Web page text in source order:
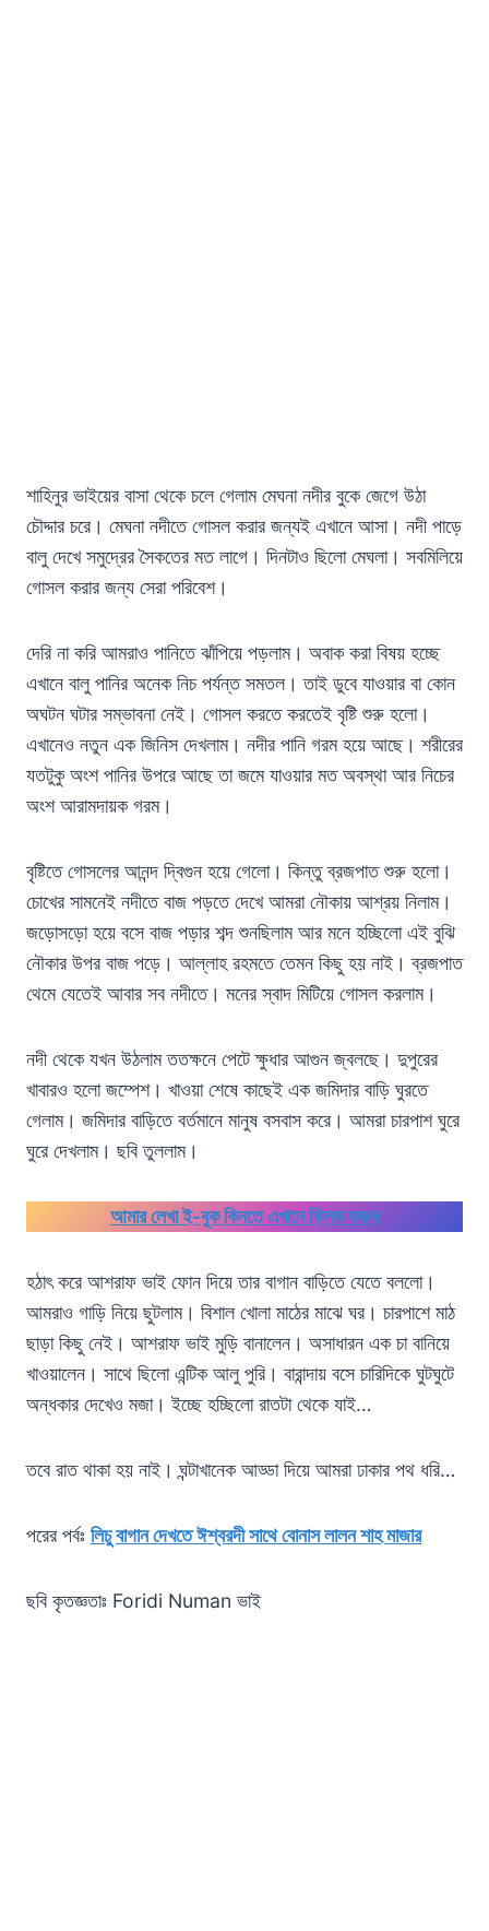
শাহিনুর ভাইয়ের বাসা থেকে চলে গেলাম মেঘনা নদীর বুকে জেগে উঠা
চৌদ্দার চরে। মেঘনা নদীতে গোসল করার জন্যই এখানে আসা। নদী পাড়ে
বালু দেখে সমুদ্রের সৈকতের মত লাগে। দিনটাও ছিলো মেঘলা। সবমিলিয়ে
গোসল করার জন্য সেরা পরিবেশ।
দেরি না করি আমরাও পানিতে ঝাঁপিয়ে পড়লাম। অবাক করা বিষয় হচ্ছে
এখানে বালু পানির অনেক নিচ পর্যন্ত সমতল। তাই ডুবে যাওয়ার বা কোন
অঘটন ঘটার সম্ভাবনা নেই। গোসল করতে করতেই বৃষ্টি শুরু হলো।
এখানেও নতুন এক জিনিস দেখলাম। নদীর পানি গরম হয়ে আছে। শরীরের
যতটুকু অংশ পানির উপরে আছে তা জমে যাওয়ার মত অবস্থা আর নিচের
অংশ আরামদায়ক গরম।
বৃষ্টিতে গোসলের আনন্দ দ্বিগুন হয়ে গেলো। কিন্তু ব্রজপাত শুরু হলো।
চোখের সামনেই নদীতে বাজ পড়তে দেখে আমরা নৌকায় আশ্রয় নিলাম।
জড়োসড়ো হয়ে বসে বাজ পড়ার শব্দ শুনছিলাম আর মনে হচ্ছিলো এই বুঝি
নৌকার উপর বাজ পড়ে। আল্লাহ রহমতে তেমন কিছু হয় নাই। ব্রজপাত
থেমে যেতেই আবার সব নদীতে। মনের স্বাদ মিটিয়ে গোসল করলাম।
নদী থেকে যখন উঠলাম ততক্ষনে পেটে ক্ষুধার আগুন জ্বলছে। দুপুরের
খাবারও হলো জম্পেশ। খাওয়া শেষে কাছেই এক জমিদার বাড়ি ঘুরতে
গেলাম। জমিদার বাড়িতে বর্তমানে মানুষ বসবাস করে। আমরা চারপাশ ঘুরে
ঘুরে দেখলাম। ছবি তুললাম।
আমার লেখা ই-বুক কিনতে এখানে ক্লিক করুন
হঠাৎ করে আশরাফ ভাই ফোন দিয়ে তার বাগান বাড়িতে যেতে বললো।
আমরাও গাড়ি নিয়ে ছুটলাম। বিশাল খোলা মাঠের মাঝে ঘর। চারপাশে মাঠ
ছাড়া কিছু নেই। আশরাফ ভাই মুড়ি বানালেন। অসাধারন এক চা বানিয়ে
খাওয়ালেন। সাথে ছিলো এন্টিক আলু পুরি। বারান্দায় বসে চারিদিকে ঘুটঘুটে
অন্ধকার দেখেও মজা। ইচ্ছে হচ্ছিলো রাতটা থেকে যাই…
তবে রাত থাকা হয় নাই। ঘন্টাখানেক আড্ডা দিয়ে আমরা ঢাকার পথ ধরি…
পরের পর্বঃ লিচু বাগান দেখতে ঈশ্বরদী সাথে বোনাস লালন শাহ মাজার
ছবি কৃতজ্ঞতাঃ Foridi Numan ভাই